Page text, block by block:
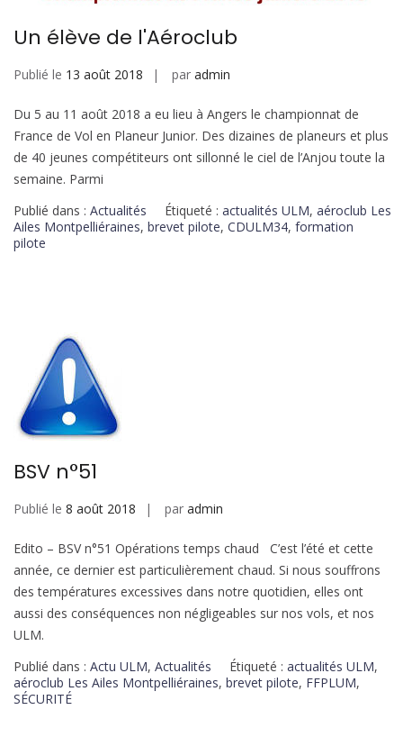
Un élève de l'Aéroclub
Publié le 13 août 2018 par admin
Du 5 au 11 août 2018 a eu lieu à Angers le championnat de
France de Vol en Planeur Junior. Des dizaines de planeurs et plus
de 40 jeunes compétiteurs ont sillonné le ciel de l’Anjou toute la
semaine. Parmi
Publié dans : Actualités Étiqueté : actualités ULM, aéroclub Les
Ailes Montpelliéraines, brevet pilote, CDULM34, formation
pilote
BSV n°51
Publié le 8 août 2018 par admin
Edito – BSV n°51 Opérations temps chaud C’est l’été et cette
année, ce dernier est particulièrement chaud. Si nous souffrons
des températures excessives dans notre quotidien, elles ont
aussi des conséquences non négligeables sur nos vols, et nos
ULM.
Publié dans : Actu ULM, Actualités Étiqueté : actualités ULM,
aéroclub Les Ailes Montpelliéraines, brevet pilote, FFPLUM,
SÉCURITÉ